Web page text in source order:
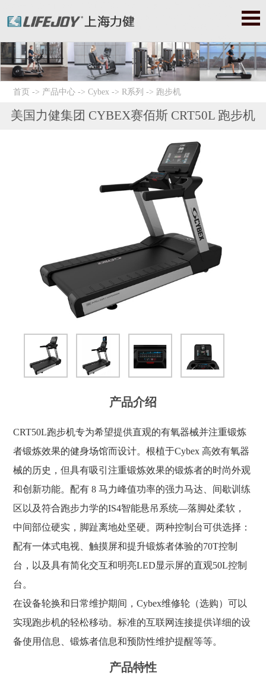
美国星驰|startrac|星驰跑步机|星驰健身器|星驰健身器材|赛佰斯|
赛百斯|赛百斯健身器材|Cybex|赛佰斯跑步机|赛佰斯器械|赛佰斯
首页 -> 产品中心->Cybex -> R系列 -> 跑步机
美国力健集团 CYBEX赛佰斯 CRT50L 跑步机
产品介绍
CRT50L跑步机专为希望提供直观的有氧器械并注重锻炼
者锻炼效果的健身场馆而设计。根植于Cybex 高效有氧器
械的历史，但具有吸引注重锻炼效果的锻炼者的时尚外观
和创新功能。配有 8 马力峰值功率的强力马达、间歇训练
区以及符合跑步力学的IS4智能悬吊系统—落脚处柔软，
中间部位硬实，脚趾离地处坚硬。两种控制台可供选择：
配有一体式电视、触摸屏和提升锻炼者体验的70T控制
台，以及具有简化交互和明亮LED显示屏的直观50L控制
台。
在设备轮换和日常维护期间，Cybex维修轮（选购）可以
实现跑步机的轻松移动。标准的互联网连接提供详细的设
备使用信息、锻炼者信息和预防性维护提醒等等。
产品特性